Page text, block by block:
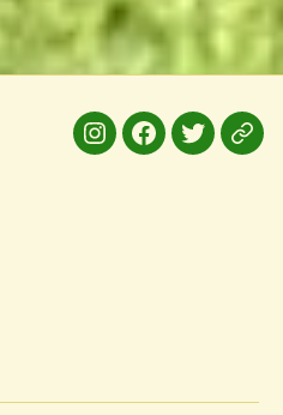
InstagramFacebook
twitter